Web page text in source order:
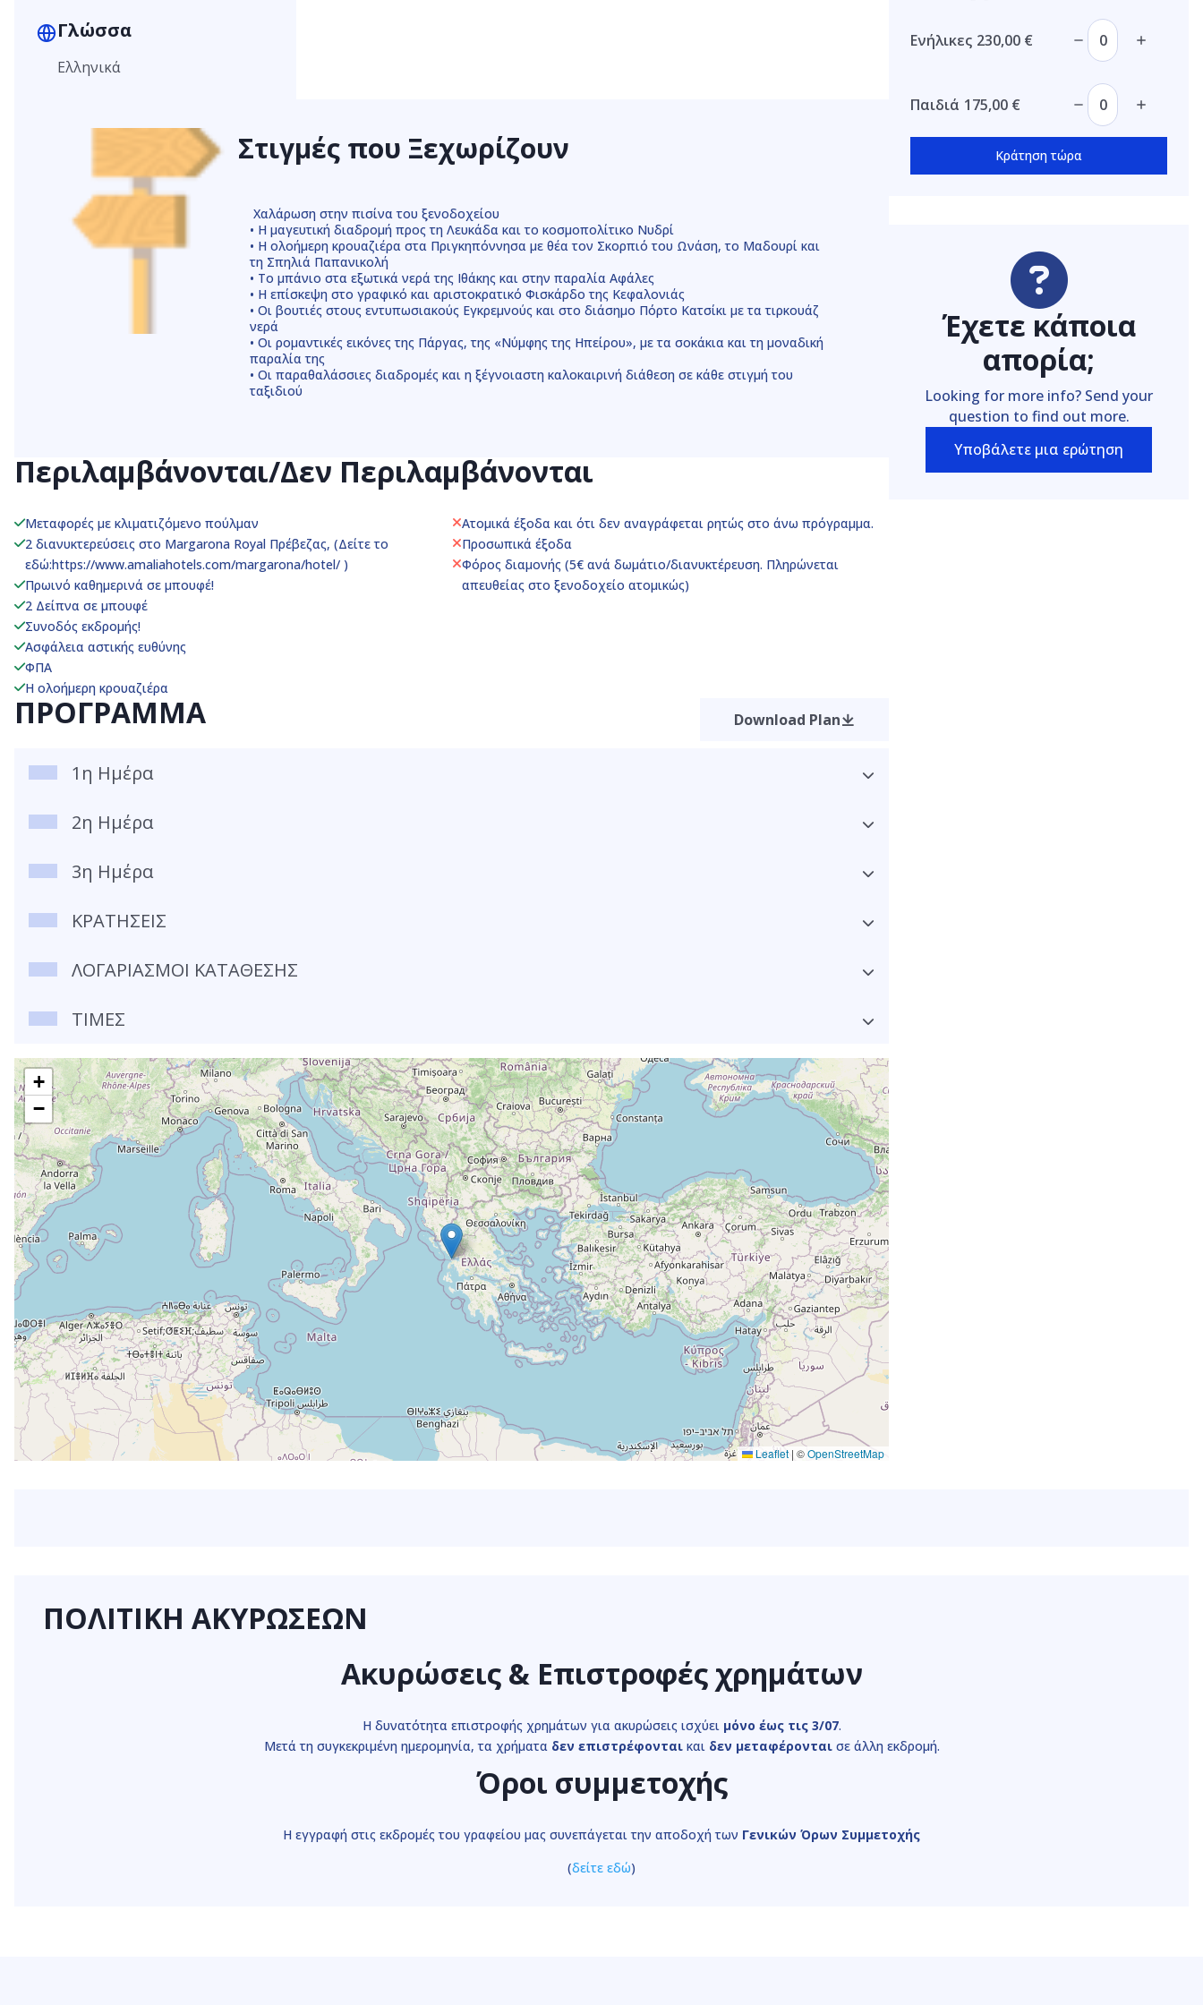
Γλώσσα
Ελληνικά
Στιγμές που Ξεχωρίζουν
Χαλάρωση στην πισίνα του ξενοδοχείου
• Η μαγευτική διαδρομή προς τη Λευκάδα και το κοσμοπολίτικο Νυδρί
• Η ολοήμερη κρουαζιέρα στα Πριγκηπόννησα με θέα τον Σκορπιό του Ωνάση, το Μαδουρί και
τη Σπηλιά Παπανικολή
• Το μπάνιο στα εξωτικά νερά της Ιθάκης και στην παραλία Αφάλες
• Η επίσκεψη στο γραφικό και αριστοκρατικό Φισκάρδο της Κεφαλονιάς
• Οι βουτιές στους εντυπωσιακούς Εγκρεμνούς και στο διάσημο Πόρτο Κατσίκι με τα τιρκουάζ
νερά
• Οι ρομαντικές εικόνες της Πάργας, της «Νύμφης της Ηπείρου», με τα σοκάκια και τη μοναδική
παραλία της
• Οι παραθαλάσσιες διαδρομές και η ξέγνοιαστη καλοκαιρινή διάθεση σε κάθε στιγμή του
ταξιδιού
Περιλαμβάνονται/Δεν Περιλαμβάνονται
Μεταφορές με κλιματιζόμενο πούλμαν
2 διανυκτερεύσεις στο Margarona Royal Πρέβεζας, (Δείτε το
εδώ:https://www.amaliahotels.com/margarona/hotel/ )
Πρωινό καθημερινά σε μπουφέ!
2 Δείπνα σε μπουφέ
Συνοδός εκδρομής!
Ασφάλεια αστικής ευθύνης
ΦΠΑ
H ολοήμερη κρουαζιέρα
Ατομικά έξοδα και ότι δεν αναγράφεται ρητώς στο άνω πρόγραμμα.
Προσωπικά έξοδα
Φόρος διαμονής (5€ ανά δωμάτιο/διανυκτέρευση. Πληρώνεται
απευθείας στο ξενοδοχείο ατομικώς)
ΠΡΟΓΡΑΜΜΑ Download Plan
1η Ημέρα
2η Ημέρα
3η Ημέρα
ΚΡΑΤΗΣΕΙΣ
ΛΟΓΑΡΙΑΣΜΟΙ ΚΑΤΑΘΕΣΗΣ
ΤΙΜΕΣ
+
−
Leaflet | ©OpenStreetMap
Ενήλικες 230,00 €
Παιδιά 175,00 €
Κράτηση τώρα
Έχετε κάποια
απορία;
Looking for more info? Send your
question to find out more.
Υποβάλετε μια ερώτηση
ΠΟΛΙΤΙΚΗ ΑΚΥΡΩΣΕΩΝ
Ακυρώσεις & Επιστροφές χρημάτων
Η δυνατότητα επιστροφής χρημάτων για ακυρώσεις ισχύει μόνο έως τις 3/07.
Μετά τη συγκεκριμένη ημερομηνία, τα χρήματα δεν επιστρέφονταικαι δεν μεταφέρονταισε άλλη εκδρομή.
Όροι συμμετοχής
Η εγγραφή στις εκδρομές του γραφείου μας συνεπάγεται την αποδοχή των Γενικών Όρων Συμμετοχής
(δείτε εδώ)